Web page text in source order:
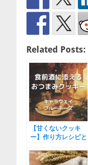
Related Posts:
【甘くないクッキ
ー】作り方レシピと